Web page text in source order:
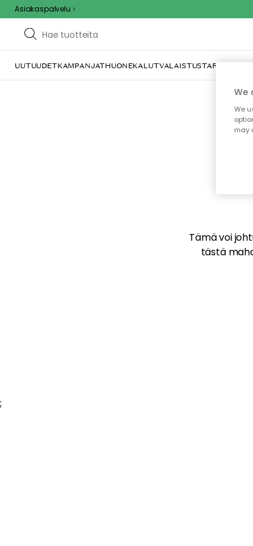
Asiakaspalvelu
UUTUUDETKAMPANJATHUONEKALUTVALAISTUSTARJOILU
Tämä voi
tästä
;
We
We
may